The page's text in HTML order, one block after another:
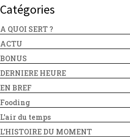
Catégories
A QUOI SERT ?
ACTU
BONUS
DERNIERE HEURE
EN BREF
Fooding
L'air du temps
L'HISTOIRE DU MOMENT